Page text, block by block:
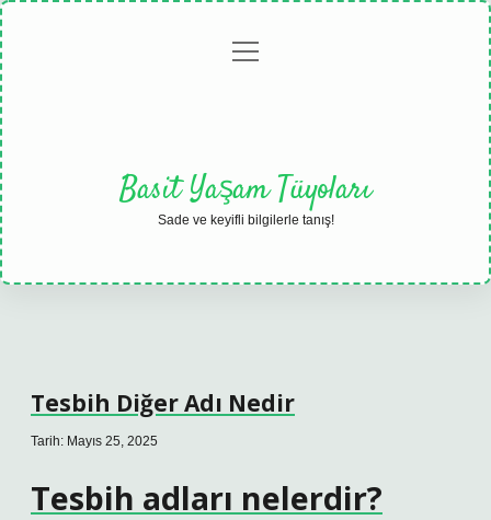
Gizlilikmenüyü
Basit Yaşam Tüyoları
Sade ve keyifli bilgilerle tanış!
Tesbih Diğer Adı Nedir
Tarih: Mayıs 25, 2025
Tesbih adları nelerdir?